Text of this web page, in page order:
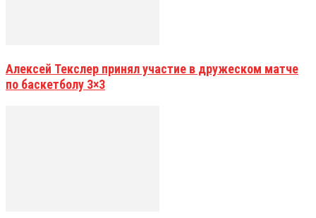
Алексей Текслер принял участие в дружеском матче
по баскетболу 3×3